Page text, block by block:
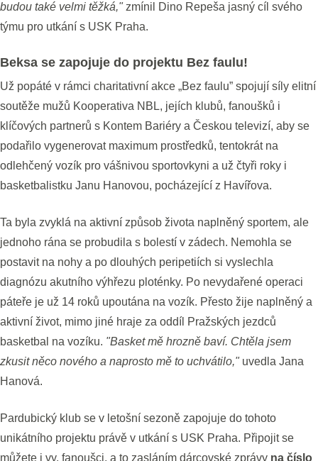
budou také velmi těžká," zmínil Dino Repeša jasný cíl svého
týmu pro utkání s USK Praha.
Beksa se zapojuje do projektu Bez faulu!
Už popáté v rámci charitativní akce „Bez faulu” spojují síly elitní
soutěže mužů Kooperativa NBL, jejích klubů, fanoušků i
klíčových partnerů s Kontem Bariéry a Českou televizí, aby se
podařilo vygenerovat maximum prostředků, tentokrát na
odlehčený vozík pro vášnivou sportovkyni a už čtyři roky i
basketbalistku Janu Hanovou, pocházející z Havířova.
Ta byla zvyklá na aktivní způsob života naplněný sportem, ale
jednoho rána se probudila s bolestí v zádech. Nemohla se
postavit na nohy a po dlouhých peripetiích si vyslechla
diagnózu akutního výhřezu ploténky. Po nevydařené operaci
páteře je už 14 roků upoutána na vozík. Přesto žije naplněný a
aktivní život, mimo jiné hraje za oddíl Pražských jezdců
basketbal na vozíku. "Basket mě hrozně baví. Chtěla jsem
zkusit něco nového a naprosto mě to uchvátilo,"uvedla Jana
Hanová.
Pardubický klub se v letošní sezoně zapojuje do tohoto
unikátního projektu právě v utkání s USK Praha. Připojit se
můžete i vy, fanoušci, a to zasláním dárcovské zprávy na číslo